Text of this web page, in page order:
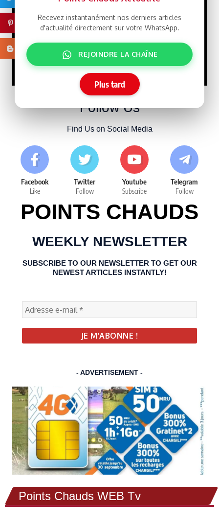
Blogger
15/07/2026
entre la Chine et Taïwan
10/07/2026
Follow Us
Find Us on Social Media
Facebook
Like
Twitter
Follow
Youtube
Subscribe
Telegram
Follow
POINTS CHAUDS
WEEKLY NEWSLETTER
SUBSCRIBE TO OUR NEWSLETTER TO GET OUR
NEWEST ARTICLES INSTANTLY!
- ADVERTISEMENT -
Points Chauds WEB Tv
Recevez instantanément nos derniers articles
d'actualité directement sur votre WhatsApp.
REJOINDRE LA CHAÎNE
Plus tard